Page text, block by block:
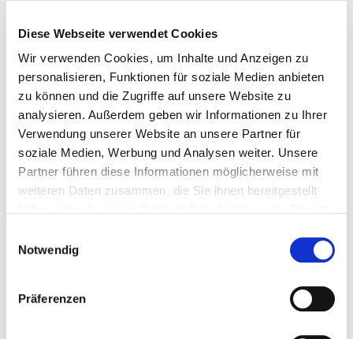
Diese Webseite verwendet Cookies
Wir verwenden Cookies, um Inhalte und Anzeigen zu
personalisieren, Funktionen für soziale Medien anbieten
zu können und die Zugriffe auf unsere Website zu
analysieren. Außerdem geben wir Informationen zu Ihrer
Verwendung unserer Website an unsere Partner für
soziale Medien, Werbung und Analysen weiter. Unsere
Partner führen diese Informationen möglicherweise mit
weiteren Daten zusammen, die Sie ihnen bereitgestellt
Notwendig
Präferenzen
Durchführung der Veranstaltung erleichtert.
Der offizielle Tag des Kinderturnens findet vom 6. - 8.
November 2026 statt. Vereinsveranstaltungen können im
Aktionszeitraum vom 30. Oktober - 15. November 2026
durchgeführt werden. Eine Anmeldung isthier
möglich.